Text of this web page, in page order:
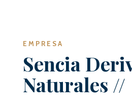
EMPRESA
Sencia
Naturales //